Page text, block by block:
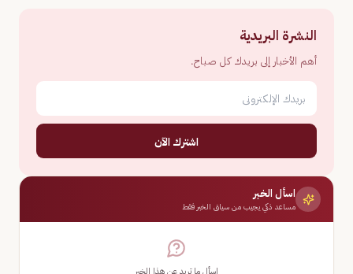
النشرة البريدية
أهم الأخبار إلى بريدك كل صباح.
اشترك الآن
اسأل الخبر
مساعد ذكي يجيب من سياق الخبر فقط
اسأل ما تريد عن هذا الخبر